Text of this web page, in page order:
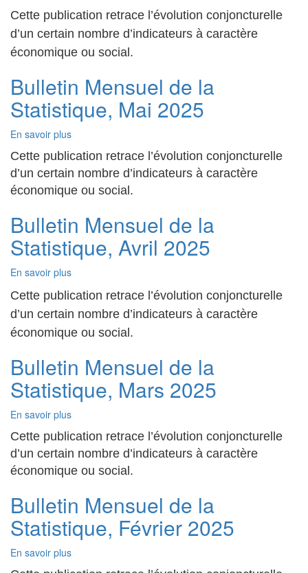
Mensuel
de
la
Statistique,
2025
Cette publication retrace l’évolution conjoncturelle
d’un certain nombre d’indicateurs à caractère
économique ou social.
Bulletin Mensuel de la
Statistique, Mai 2025
En savoir plus
Bulletin
Mensuel
de
la
Mai
2025
Cette publication retrace l’évolution conjoncturelle
d’un certain nombre d’indicateurs à caractère
économique ou social.
Bulletin Mensuel de la
Statistique, Avril 2025
En savoir plus
Mensuel
de
la
Statistique,
2025
Cette publication retrace l’évolution conjoncturelle
d’un certain nombre d’indicateurs à caractère
économique ou social.
Bulletin Mensuel de la
Statistique, Mars 2025
En savoir plus
Bulletin
Mensuel
de
la
Mars
2025
Cette publication retrace l’évolution conjoncturelle
d’un certain nombre d’indicateurs à caractère
économique ou social.
Bulletin Mensuel de la
Statistique, Février 2025
En savoir plus
Bulletin